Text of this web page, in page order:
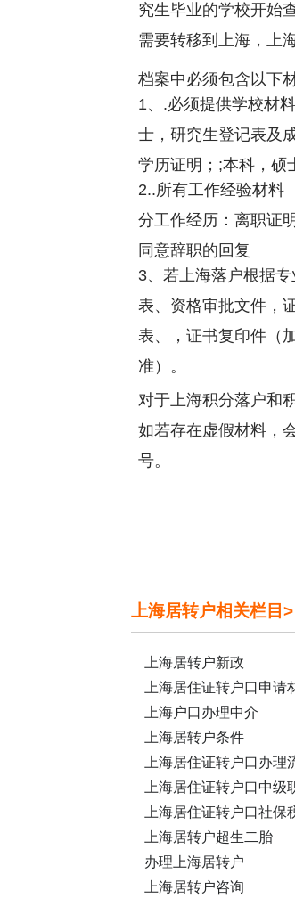
究生毕业的学校开始
需要转移到上海，上
档案中必须包含以下
1、.必须提供学校材
士，研究生登记表及
学历证明；;本科，硕
2..所有工作经验材料
分工作经历：离职证
同意辞职的回复
3、若上海落户根据
表、资格审批文件，
表、，证书复印件（
准）。
对于上海积分落户和
如若存在虚假材料，
号。
上海居转户相关栏目>
上海居转户新政
上海居住证转户口申请
上海户口办理中介
上海居转户条件
上海居住证转户口办理
上海居住证转户口中级
上海居住证转户口社保
上海居转户超生二胎
办理上海居转户
上海居转户咨询